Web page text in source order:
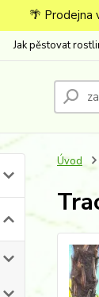
🌴 Prodejna
Jak pěstovat
Úvod